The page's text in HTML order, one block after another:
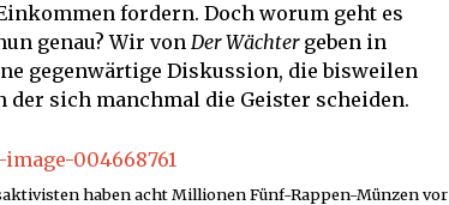
fordern. Doch worum geht es
genau? Wir von Der Wächtergeben in
gegenwärtige Diskussion, die bisweilen
sich manchmal die Geister scheiden.
haben acht Millionen Fünf-Rappen-Münzen vor